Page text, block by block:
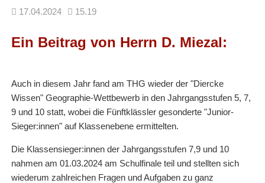
17.04.2024 15.19
Ein Beitrag von Herrn D. Miezal:
Auch in diesem Jahr fand am THG wieder der "Diercke
Wissen" Geographie-Wettbewerb in den Jahrgangsstufen 5, 7,
9 und 10 statt, wobei die Fünftklässler gesonderte "Junior-
Sieger:innen" auf Klassenebene ermittelten.
Die Klassensieger:innen der Jahrgangsstufen 7,9 und 10
nahmen am 01.03.2024 am Schulfinale teil und stellten sich
wiederum zahlreichen Fragen und Aufgaben zu ganz